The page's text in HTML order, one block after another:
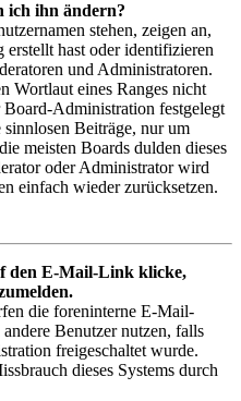
ich ihn ändern?
stehen, zeigen an,
hast oder identifizieren
und Administratoren.
Wortlaut eines Ranges nicht
Administration festgelegt
Beiträge, nur um
meisten Boards dulden dieses
oder Administrator wird
einfach wieder zurücksetzen.
den E-Mail-Link klicke,
die foreninterne E-Mail-
Benutzer nutzen, falls
freigeschaltet wurde.
dieses Systems durch